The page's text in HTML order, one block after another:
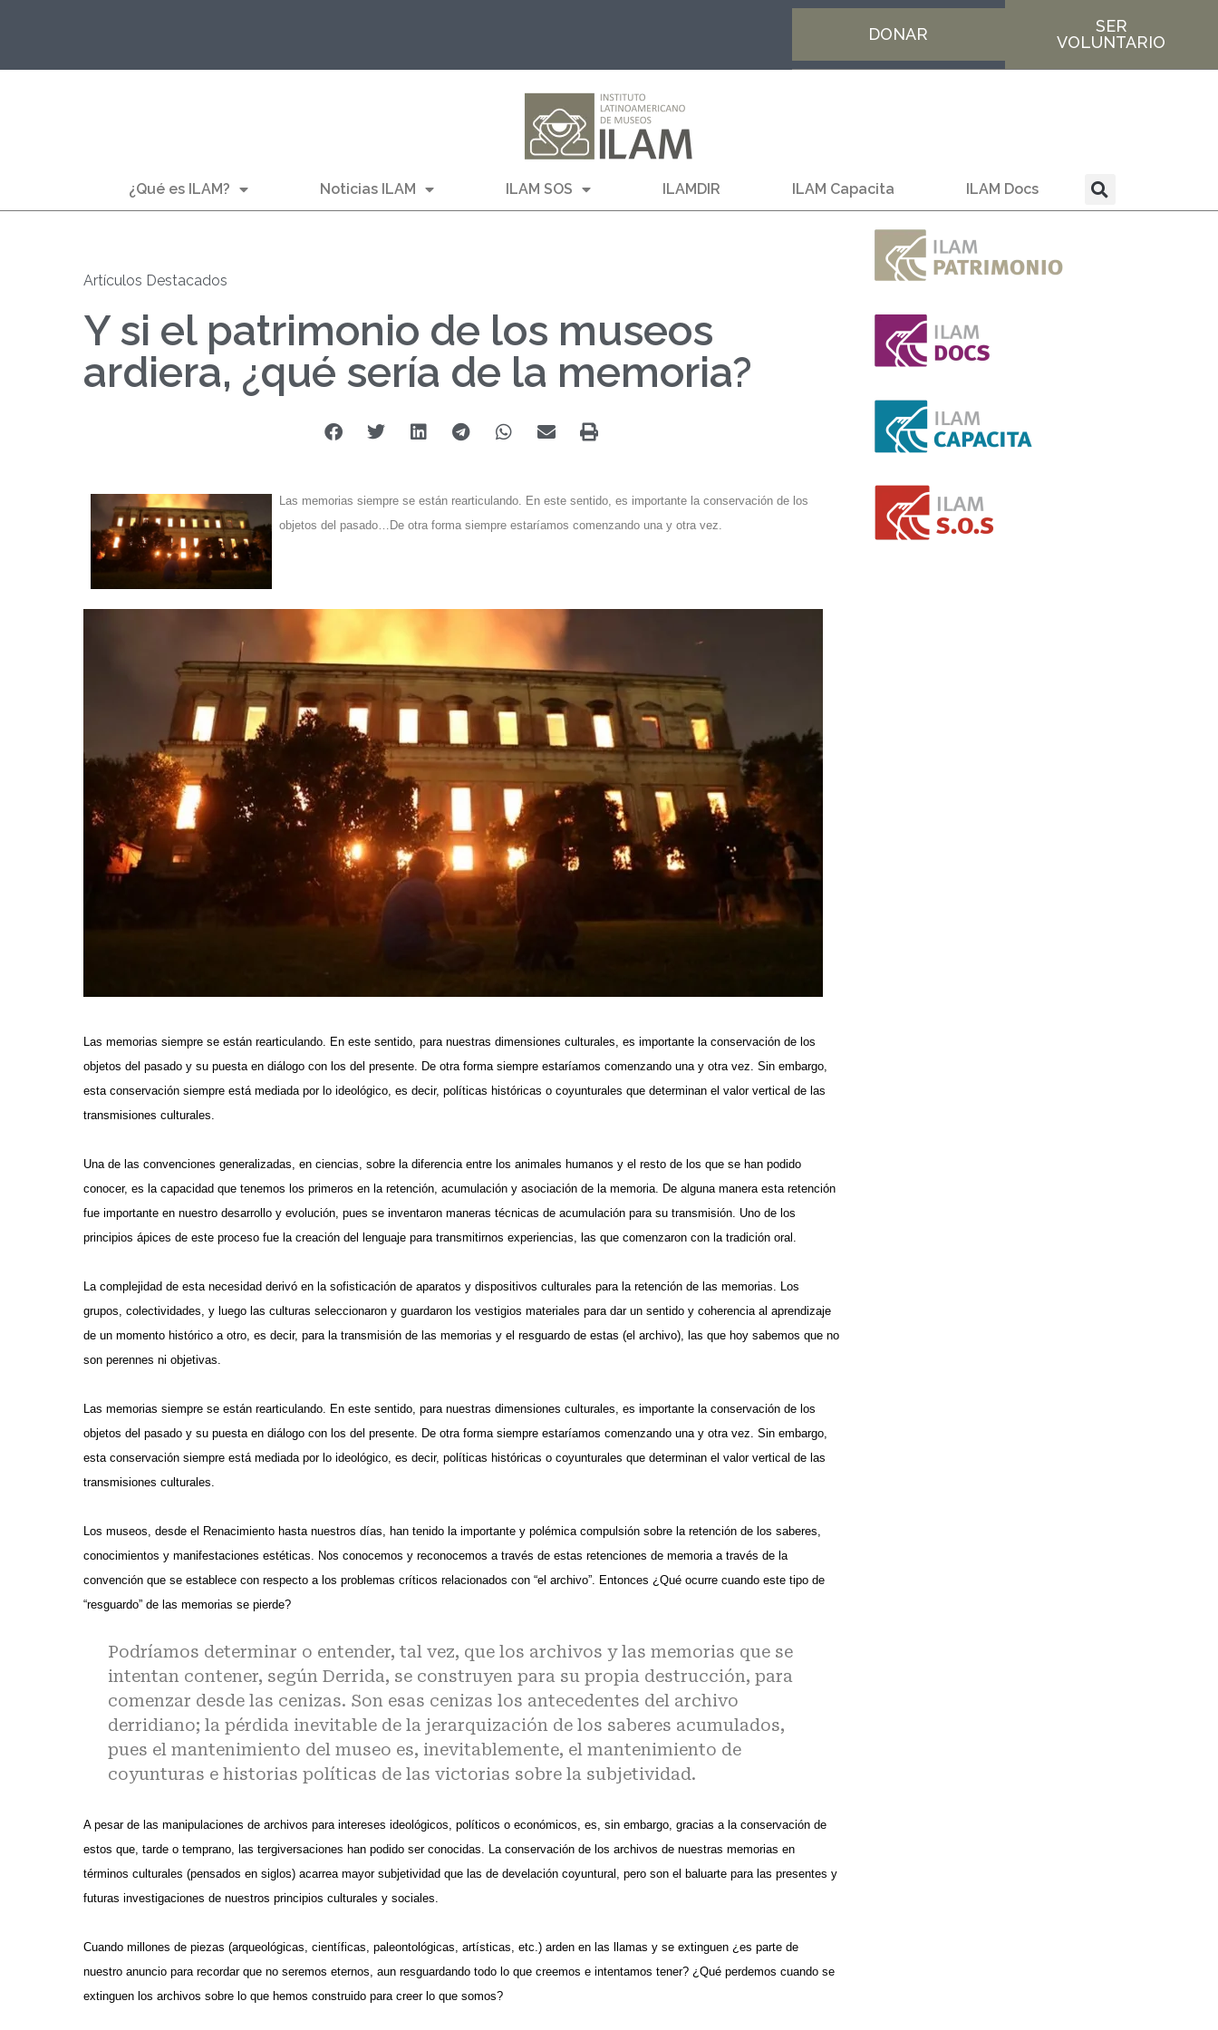
DONAR
SER
VOLUNTARIO
¿Qué es ILAM? Noticias ILAM ILAM SOS ILAMDIR ILAM Capacita ILAM Docs
Artículos Destacados
Y si el patrimonio de los museos
ardiera, ¿qué sería de la memoria?
Las memorias siempre se están rearticulando. En este sentido, es importante la conservación de los
objetos del pasado…De otra forma siempre estaríamos comenzando una y otra vez.
Las memorias siempre se están rearticulando. En este sentido, para nuestras dimensiones culturales, es importante la conservación de los
objetos del pasado y su puesta en diálogo con los del presente. De otra forma siempre estaríamos comenzando una y otra vez. Sin embargo,
esta conservación siempre está mediada por lo ideológico, es decir, políticas históricas o coyunturales que determinan el valor vertical de las
transmisiones culturales.
Una de las convenciones generalizadas, en ciencias, sobre la diferencia entre los animales humanos y el resto de los que se han podido
conocer, es la capacidad que tenemos los primeros en la retención, acumulación y asociación de la memoria. De alguna manera esta retención
fue importante en nuestro desarrollo y evolución, pues se inventaron maneras técnicas de acumulación para su transmisión. Uno de los
principios ápices de este proceso fue la creación del lenguaje para transmitirnos experiencias, las que comenzaron con la tradición oral.
La complejidad de esta necesidad derivó en la sofisticación de aparatos y dispositivos culturales para la retención de las memorias. Los
grupos, colectividades, y luego las culturas seleccionaron y guardaron los vestigios materiales para dar un sentido y coherencia al aprendizaje
de un momento histórico a otro, es decir, para la transmisión de las memorias y el resguardo de estas (el archivo), las que hoy sabemos que no
son perennes ni objetivas.
Las memorias siempre se están rearticulando. En este sentido, para nuestras dimensiones culturales, es importante la conservación de los
objetos del pasado y su puesta en diálogo con los del presente. De otra forma siempre estaríamos comenzando una y otra vez. Sin embargo,
esta conservación siempre está mediada por lo ideológico, es decir, políticas históricas o coyunturales que determinan el valor vertical de las
transmisiones culturales.
Los museos, desde el Renacimiento hasta nuestros días, han tenido la importante y polémica compulsión sobre la retención de los saberes,
conocimientos y manifestaciones estéticas. Nos conocemos y reconocemos a través de estas retenciones de memoria a través de la
convención que se establece con respecto a los problemas críticos relacionados con “el archivo”. Entonces ¿Qué ocurre cuando este tipo de
“resguardo” de las memorias se pierde?
Podríamos determinar o entender, tal vez, que los archivos y las memorias que se
intentan contener, según Derrida, se construyen para su propia destrucción, para
comenzar desde las cenizas. Son esas cenizas los antecedentes del archivo
derridiano; la pérdida inevitable de la jerarquización de los saberes acumulados,
pues el mantenimiento del museo es, inevitablemente, el mantenimiento de
coyunturas e historias políticas de las victorias sobre la subjetividad.
A pesar de las manipulaciones de archivos para intereses ideológicos, políticos o económicos, es, sin embargo, gracias a la conservación de
estos que, tarde o temprano, las tergiversaciones han podido ser conocidas. La conservación de los archivos de nuestras memorias en
términos culturales (pensados en siglos) acarrea mayor subjetividad que las de develación coyuntural, pero son el baluarte para las presentes y
futuras investigaciones de nuestros principios culturales y sociales.
Cuando millones de piezas (arqueológicas, científicas, paleontológicas, artísticas, etc.) arden en las llamas y se extinguen ¿es parte de
nuestro anuncio para recordar que no seremos eternos, aun resguardando todo lo que creemos e intentamos tener? ¿Qué perdemos cuando se
extinguen los archivos sobre lo que hemos construido para creer lo que somos?